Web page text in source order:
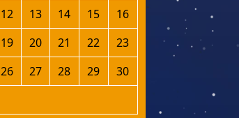
12 13 14 15
16
19 20 21 22
23
26 27 28 29
30